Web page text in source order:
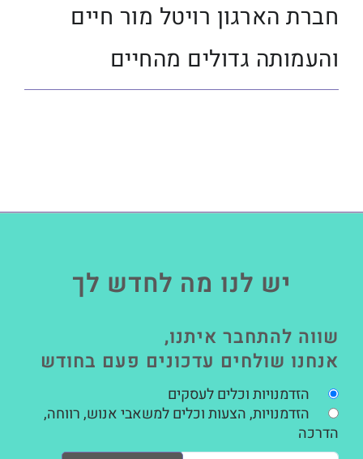
חברת הארגון רויטל מור חיים
והעמותה גדולים מהחיים
יש לנו מה לחדש לך
שווה להתחבר איתנו,
אנחנו שולחים עדכונים פעם בחודש
הזדמנויות וכלים לעסקים
הזדמנויות, הצעות וכלים למשאבי אנוש, רווחה,
הדרכה